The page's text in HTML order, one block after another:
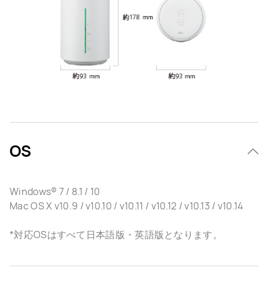
OS
Windows® 7 / 8.1 / 10
Mac OS X v10.9 / v10.10 / v10.11 / v10.12 / v10.13 / v10.14
*対応OSはすべて日本語版・英語版となります。